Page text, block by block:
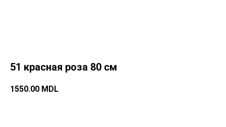
51 красная роза 80 см
1550.00 MDL